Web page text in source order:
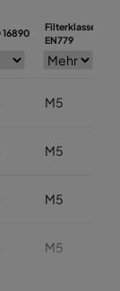
Filterklasse
EN779
M5
M5
M5
M5